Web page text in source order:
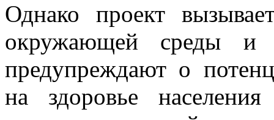
Однако проект
окружающей среды и
предупреждают о
на здоровье